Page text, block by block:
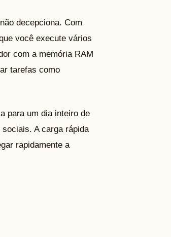
não decepciona. Com
você execute vários
com a memória RAM
tarefas como
para um dia inteiro de
A carga rápida
rapidamente a